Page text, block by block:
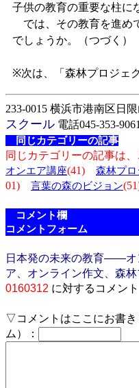
子供の教育の重要な柱に
では、その教育を進め
でしょうか。（つづく）
※次は、「森林プロジェ
233-0015 横浜市港南区日
スクール 電話045-353-9061
同じカテゴリーの記事
同じカテゴリーの記事は
オンエア講座(41) 森林プロ
01)
言葉の森のビジョン
コメント欄
コメントフォーム
日本発の未来の教育――オ
ア、オンライン作文、森林
0160312 に対するコメント
▽コメントはここにお書
ム）：